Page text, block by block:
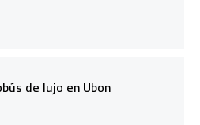
de lujo en Ubon